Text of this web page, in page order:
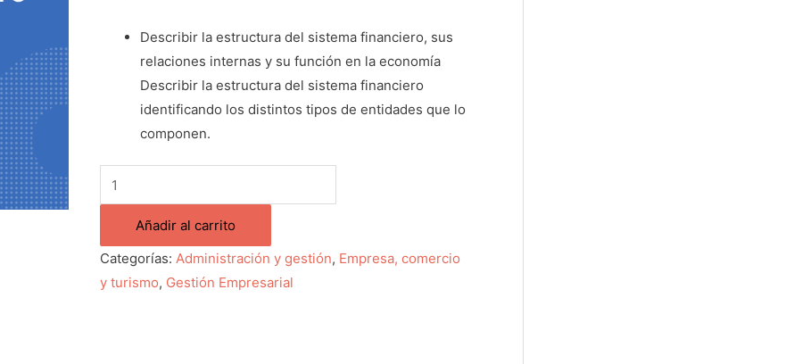
Describir la estructura del sistema financiero, sus
relaciones internas y su función en la economía
Describir la estructura del sistema financiero
identificando los distintos tipos de entidades que lo
componen.
Añadir al carrito
Categorías: Administración y gestión, Empresa, comercio
y turismo, Gestión Empresarial